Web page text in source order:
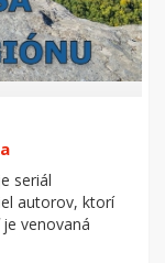
seriál
autorov, ktorí
venovaná